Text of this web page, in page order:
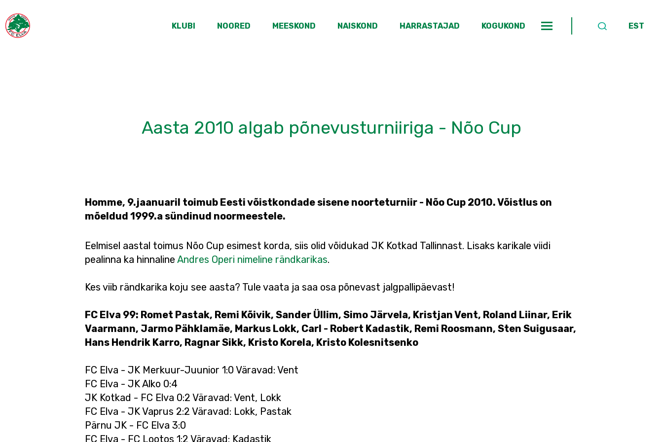
KLUBI NOORED MEESKOND NAISKOND HARRASTAJAD KOGUKOND EST
Aasta 2010 algab põnevusturniiriga - Nõo Cup
Homme, 9.jaanuaril toimub Eesti võistkondade sisene noorteturniir - Nõo Cup 2010. Võistlus on
mõeldud 1999.a sündinud noormeestele.
Eelmisel aastal toimus Nõo Cup esimest korda, siis olid võidukad JK Kotkad Tallinnast. Lisaks karikale viidi
pealinna ka hinnaline Andres Operi nimeline rändkarikas.
Kes viib rändkarika koju see aasta? Tule vaata ja saa osa põnevast jalgpallipäevast!
FC Elva 99: Romet Pastak, Remi Kõivik, Sander Üllim, Simo Järvela, Kristjan Vent, Roland Liinar, Erik
Vaarmann, Jarmo Pähklamäe, Markus Lokk, Carl - Robert Kadastik, Remi Roosmann, Sten Suigusaar,
Hans Hendrik Karro, Ragnar Sikk, Kristo Korela, Kristo Kolesnitsenko
FC Elva - JK Merkuur-Juunior 1:0 Väravad: Vent
FC Elva - JK Alko 0:4
JK Kotkad - FC Elva 0:2 Väravad: Vent, Lokk
FC Elva - JK Vaprus 2:2 Väravad: Lokk, Pastak
Pärnu JK - FC Elva 3:0
FC Elva - FC Lootos 1:2 Väravad: Kadastik